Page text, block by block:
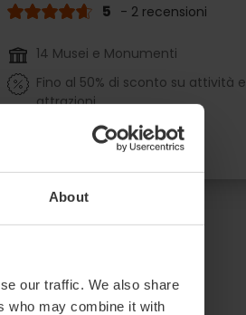
About
our traffic. We also share
who may combine it with
5 - 2 recensioni
14 Musei e Monumenti
Fino al 50% di sconto su attività e
attrazioni
37,00 €